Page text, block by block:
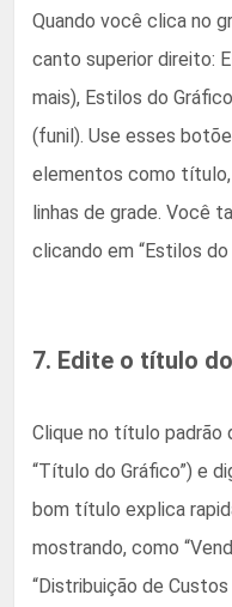
Quando você clica no
canto superior direito:
mais), Estilos do
(funil). Use esses
elementos como
linhas de grade. Você
clicando em “Estilos do
7. Edite o título
Clique no título padrão
“Título do Gráfico”) e
bom título explica
mostrando, como
“Distribuição de